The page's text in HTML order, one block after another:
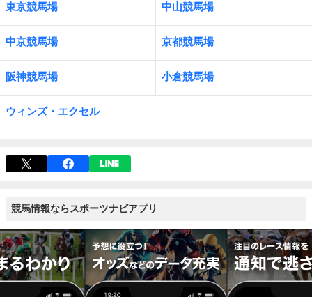
東京競馬場 中山競馬場
中京競馬場 京都競馬場
阪神競馬場 小倉競馬場
ウィンズ・エクセル
競馬情報ならスポーツナビアプリ